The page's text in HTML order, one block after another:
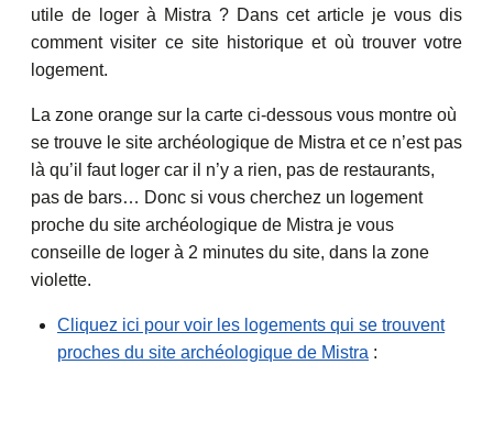
utile de loger à Mistra ? Dans cet article je vous dis
comment visiter ce site historique et où trouver votre
logement.
La zone orange sur la carte ci-dessous vous montre où
se trouve le site archéologique de Mistra et ce n’est pas
là qu’il faut loger car il n’y a rien, pas de restaurants,
pas de bars… Donc si vous cherchez un logement
proche du site archéologique de Mistra je vous
conseille de loger à 2 minutes du site, dans la zone
violette.
Cliquez ici pour voir les logements qui se trouvent
proches du site archéologique de Mistra :